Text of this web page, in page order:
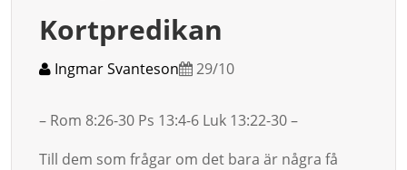
Kortpredikan
Ingmar Svanteson 29/10
– Rom 8:26-30 Ps 13:4-6 Luk 13:22-30 –
Till dem som frågar om det bara är några få